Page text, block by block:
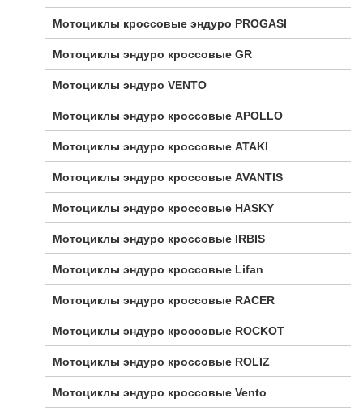
Мотоциклы кроссовые эндуро PROGASI
Мотоциклы эндуро кроссовые GR
Мотоциклы эндуро VENTO
Мотоциклы эндуро кроссовые APOLLO
Мотоциклы эндуро кроссовые ATAKI
Мотоциклы эндуро кроссовые AVANTIS
Мотоциклы эндуро кроссовые HASKY
Мотоциклы эндуро кроссовые IRBIS
Мотоциклы эндуро кроссовые Lifan
Мотоциклы эндуро кроссовые RACER
Мотоциклы эндуро кроссовые ROCKOT
Мотоциклы эндуро кроссовые ROLIZ
Мотоциклы эндуро кроссовые Vento